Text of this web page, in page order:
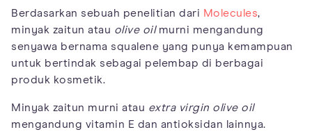
Berdasarkan sebuah penelitian dari Molecules,
minyak zaitun atau olive oilmurni mengandung
senyawa bernama squalene yang punya kemampuan
untuk bertindak sebagai pelembap di berbagai
produk kosmetik.
Minyak zaitun murni atau extra virgin olive oil
mengandung vitamin E dan antioksidan lainnya.